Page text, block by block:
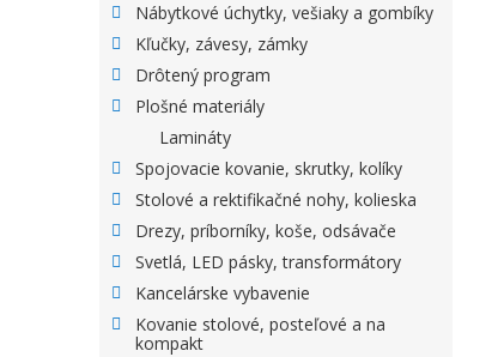
Nábytkové úchytky, vešiaky a gombíky
Kľučky, závesy, zámky
Drôtený program
Plošné materiály
Lamináty
Spojovacie kovanie, skrutky, kolíky
Stolové a rektifikačné nohy, kolieska
Drezy, príborníky, koše, odsávače
Svetlá, LED pásky, transformátory
Kancelárske vybavenie
Kovanie stolové, posteľové a na
kompakt